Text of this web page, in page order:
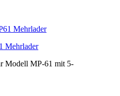
Mehrlader
Modell MP-61 mit 5-